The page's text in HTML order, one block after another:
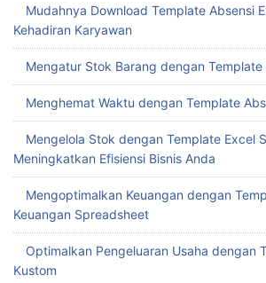
Mudahnya Download Template Absensi
Kehadiran Karyawan
Mengatur Stok Barang dengan
Menghemat Waktu dengan Template
Mengelola Stok dengan Template Excel
Meningkatkan Efisiensi Bisnis Anda
Mengoptimalkan Keuangan dengan
Keuangan Spreadsheet
Optimalkan Pengeluaran Usaha dengan
Kustom